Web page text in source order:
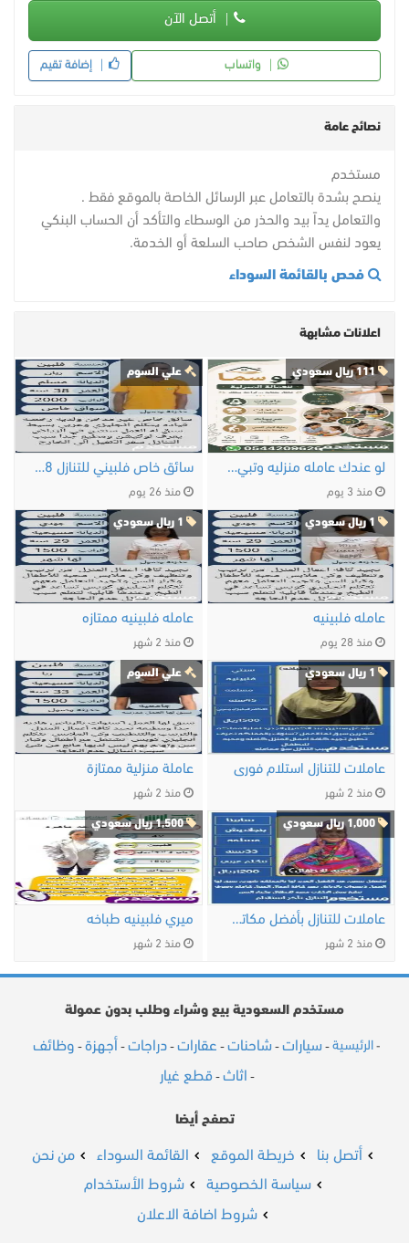
أتصل الآن
واتساب إضافة تقيم
نصائح عامة
مستخدم
ينصح بشدة بالتعامل عبر الرسائل الخاصة بالموقع فقط .
والتعامل يداً بيد والحذر من الوسطاء والتأكد أن الحساب البنكي
يعود لنفس الشخص صاحب السلعة أو الخدمة.
فحص بالقائمة السوداء
اعلانات مشابهة
111 ريال سعودي
لو عندك عامله منزليه وتبي التنازل عنها …
منذ 3 يوم
علي السوم
سائق خاص فلبيني للتنازل 0547442568
منذ 26 يوم
عامله فلبينيه
منذ 28 يوم
عامله فلبينيه ممتازه
منذ 2 شهر
عاملات للتنازل استلام فورى
منذ 2 شهر
علي السوم
عاملة منزلية ممتازة
منذ 2 شهر
عاملات للتنازل بأفضل مكاتب الرياض
منذ 2 شهر
1,500 ريال سعودي
ميري فلبينيه طباخه
منذ 2 شهر
مستخدم السعودية بيع وشراء وطلب بدون عمولة
- الرئيسية - سيارات - شاحنات - عقارات - دراجات - أجهزة - وظائف
- اثاث -قطع غيار
تصفح أيضا
أتصل بنا خريطة الموقع القائمة السوداء
من نحن
سياسة الخصوصية
شروط الأستخدام
شروط اضافة الاعلان